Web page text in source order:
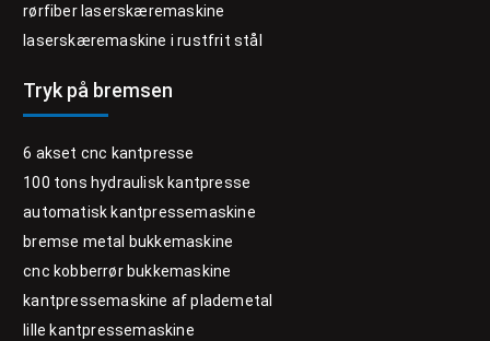
rørfiber laserskæremaskine
laserskæremaskine i rustfrit stål
Tryk på bremsen
6 akset cnc kantpresse
100 tons hydraulisk kantpresse
automatisk kantpressemaskine
bremse metal bukkemaskine
cnc kobberrør bukkemaskine
kantpressemaskine af plademetal
lille kantpressemaskine